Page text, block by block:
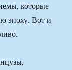
которые
эпоху. Вот и